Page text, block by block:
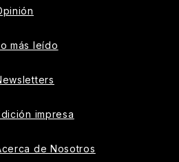
más leído
impresa
de Nosotros